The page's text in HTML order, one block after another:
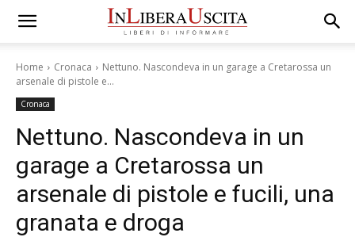
Home Cronaca
Nettuno. Nascondeva in un garage a Cretarossa un
arsenale di pistole e...
Cronaca
Nettuno. Nascondeva in un
garage a Cretarossa un
arsenale di pistole e fucili, una
granata e droga